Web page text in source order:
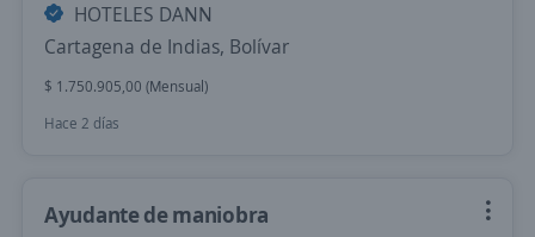
HOTELES DANN
Cartagena de Indias, Bolívar
$ 1.750.905,00 (Mensual)
Hace 2 días
Ayudante de maniobra